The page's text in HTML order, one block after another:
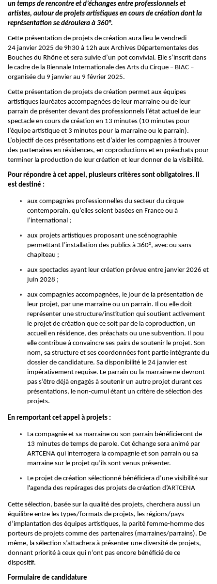
un temps de rencontre et d’échanges entre professionnels et
artistes, autour de projets artistiques en cours de création dont la
représentation se déroulera à 360°.
Cette présentation de projets de création aura lieu le vendredi
24 janvier 2025 de 9h30 à 12h aux Archives Départementales des
Bouches du Rhône et sera suivie d’un pot convivial. Elle s’inscrit dans
le cadre de la Biennale Internationale des Arts du Cirque – BIAC –
organisée du 9 janvier au 9 février 2025.
Cette présentation de projets de création permet aux équipes
artistiques lauréates accompagnées de leur marraine ou de leur
parrain de présenter devant des professionnels l’état actuel de leur
spectacle en cours de création en 13 minutes (10 minutes pour
l’équipe artistique et 3 minutes pour la marraine ou le parrain).
L’objectif de ces présentations est d’aider les compagnies à trouver
des partenaires en résidences, en coproductions et en préachats pour
terminer la production de leur création et leur donner de la visibilité.
Pour répondre à cet appel, plusieurs critères sont obligatoires. Il
est destiné :
aux compagnies professionnelles du secteur du cirque
contemporain, qu’elles soient basées en France ou à
l’international ;
aux projets artistiques proposant une scénographie
permettant l’installation des publics à 360°, avec ou sans
chapiteau ;
aux spectacles ayant leur création prévue entre janvier 2026 et
juin 2028 ;
aux compagnies accompagnées, le jour de la présentation de
leur projet, par une marraine ou un parrain. Il ou elle doit
représenter une structure/institution qui soutient activement
le projet de création que ce soit par de la coproduction, un
accueil en résidence, des préachats ou une subvention. Il pou
elle contribue à convaincre ses pairs de soutenir le projet. Son
nom, sa structure et ses coordonnées font partie intégrante du
dossier de candidature. Sa disponibilité le 24 janvier est
impérativement requise. Le parrain ou la marraine ne devront
pas s’être déjà engagés à soutenir un autre projet durant ces
présentations, le non-cumul étant un critère de sélection des
projets.
En remportant cet appel à projets :
La compagnie et sa marraine ou son parrain bénéficieront de
13 minutes de temps de parole. Cet échange sera animé par
ARTCENA qui interrogera la compagnie et son parrain ou sa
marraine sur le projet qu’ils sont venus présenter.
Le projet de création sélectionné bénéficiera d’une visibilité sur
l'agenda des repérages des projets de création d’ARTCENA
Cette sélection, basée sur la qualité des projets, cherchera aussi un
équilibre entre les types/formats de projets, les régions/pays
d’implantation des équipes artistiques, la parité femme-homme des
porteurs de projets comme des partenaires (marraines/parrains). De
même, la sélection s’attachera à présenter une diversité de projets,
donnant priorité à ceux qui n’ont pas encore bénéficié de ce
dispositif.
Formulaire de candidature